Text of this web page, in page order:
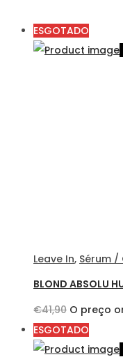
ESGOTADO
Leave In, Sérum /
BLOND ABSOLU
€41,90 O preço
ESGOTADO